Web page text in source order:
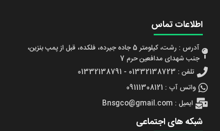
اطلاعات تماس
آدرس : رشت، کیلومتر 5 جاده جیرده، فلکده، قبل از پمپ بنزین،
جنب شهدای مدافعین حرم 7
تلفن : 01332138723 - 01332138791
واتس آپ : 09111308121
ایمیل : Bnsgco@gmail.com
شبکه های اجتماعی